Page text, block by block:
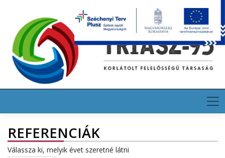
content
EN DE
REFERENCIÁK
Válassza ki, melyik évet szeretné látni